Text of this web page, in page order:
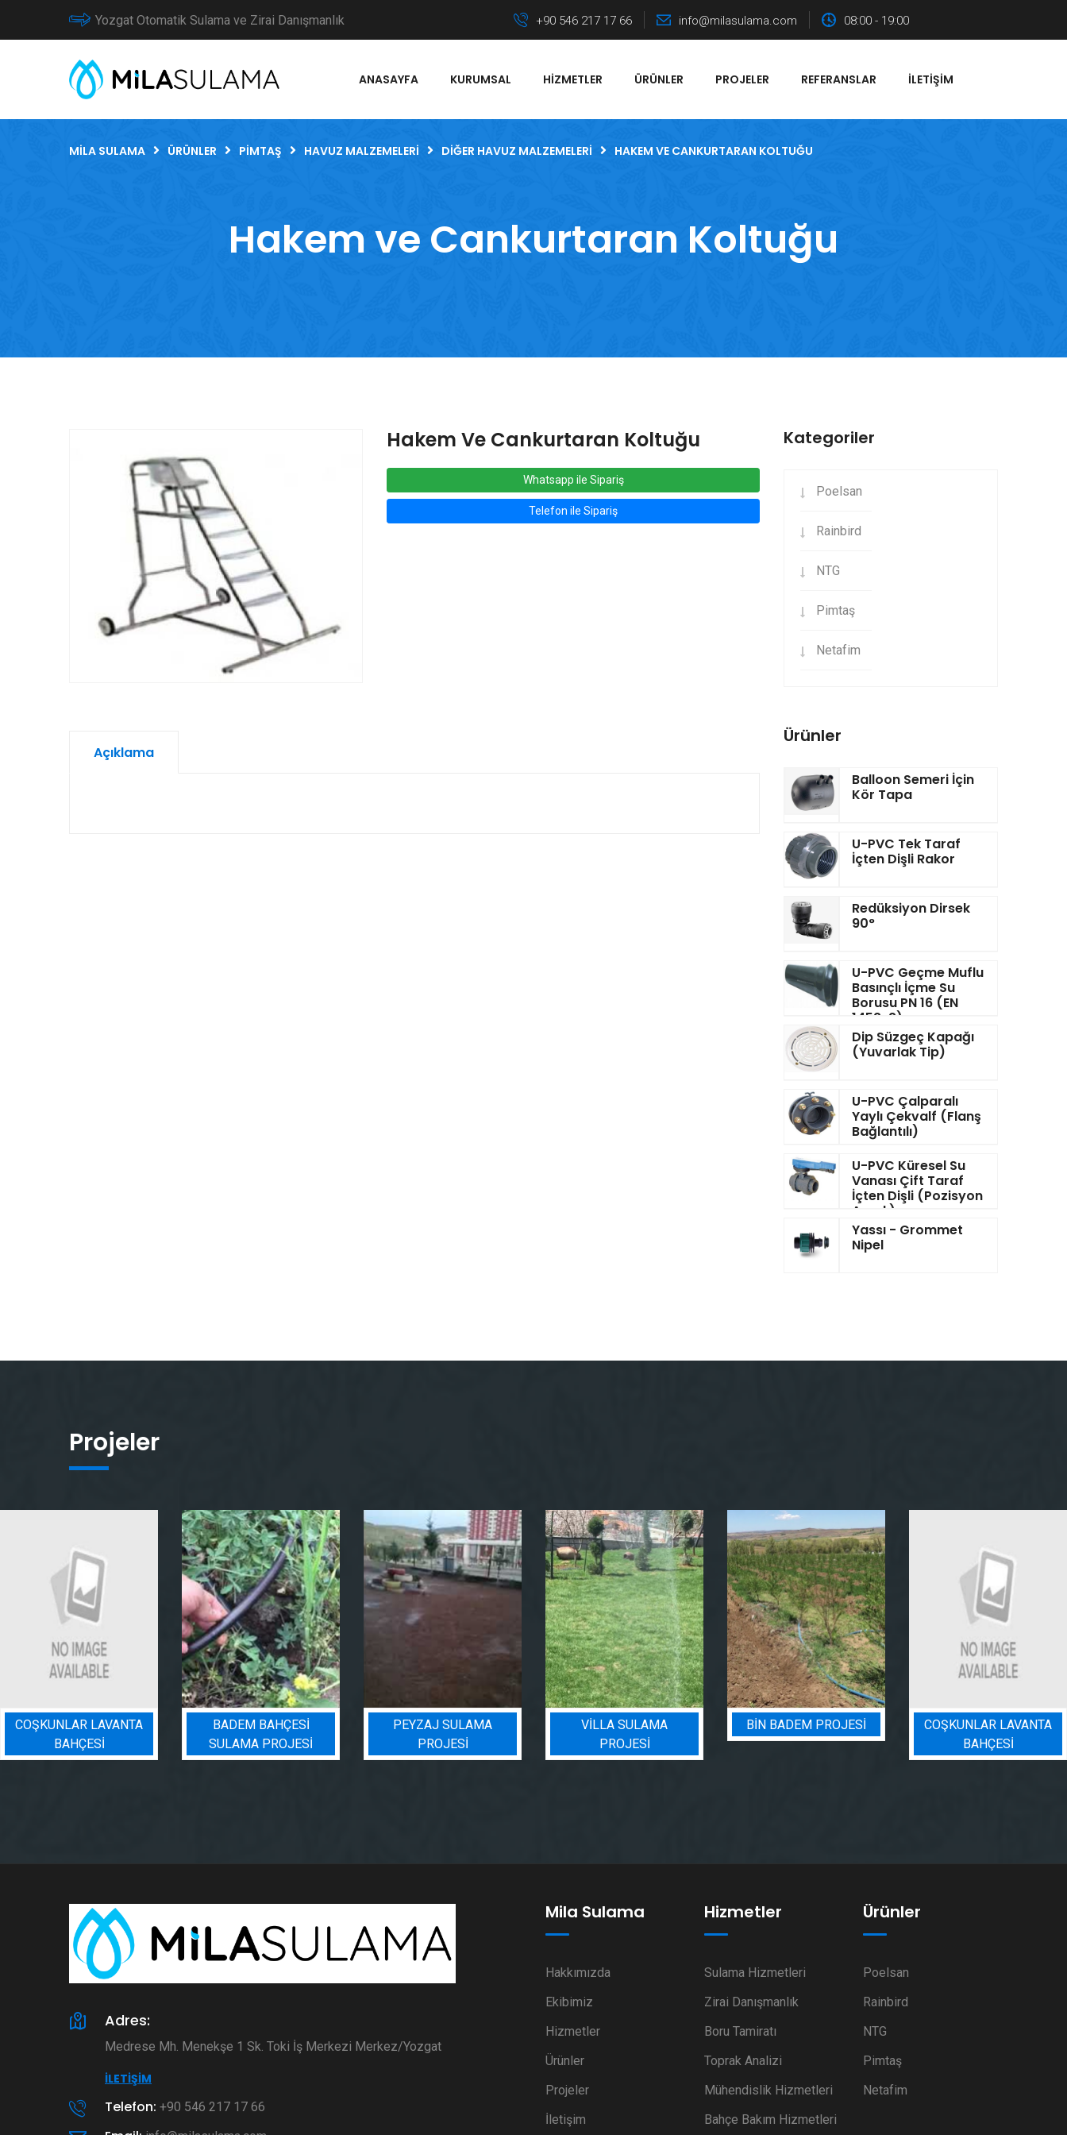
Yozgat Otomatik Sulama ve Zirai Danışmanlık +90 546 217 17 66 info@milasulama.com 08:00 - 19:00
ANASAYFA KURUMSAL HIZMETLER ÜRÜNLER PROJELER REFERANSLAR İLETIŞIM
MILA SULAMA ÜRÜNLER PIMTAŞ HAVUZ MALZEMELERI DIĞER HAVUZ MALZEMELERI HAKEM VE CANKURTARAN KOLTUĞU
Hakem ve Cankurtaran Koltuğu
Hakem Ve Cankurtaran Koltuğu
Whatsapp ile Sipariş
Telefon ile Sipariş
Açıklama
Kategoriler
Poelsan
Rainbird
NTG
Pimtaş
Netafim
Ürünler
Balloon Semeri İçin
Kör Tapa
U-PVC Tek Taraf
İçten Dişli Rakor
Redüksiyon Dirsek
90°
U-PVC Geçme Muflu
Basınçlı İçme Su
Borusu PN 16 (EN
1452-2)
Dip Süzgeç Kapağı
(Yuvarlak Tip)
U-PVC Çalparalı
Yaylı Çekvalf (Flanş
Bağlantılı)
U-PVC Küresel Su
Vanası Çift Taraf
İçten Dişli (Pozisyon
Ayarlı)
Yassı - Grommet
Nipel
Projeler
COŞKUNLAR LAVANTA
BAHÇESİ
BADEM BAHÇESI
SULAMA PROJESI
PEYZAJ SULAMA
PROJESI
VILLA SULAMA
PROJESI
BIN BADEM PROJESI
COŞKUNLAR LAVANTA
BAHÇESİ
Adres:
Medrese Mh. Menekşe 1 Sk. Toki İş Merkezi Merkez/Yozgat
İLETIŞIM
Telefon: +90 546 217 17 66
Mila Sulama
Hakkımızda
Ekibimiz
Hizmetler
Ürünler
Projeler
İletişim
Hizmetler
Sulama Hizmetleri
Zirai Danışmanlık
Boru Tamiratı
Toprak Analizi
Mühendislik Hizmetleri
Bahçe Bakım Hizmetleri
Ürünler
Poelsan
Rainbird
NTG
Pimtaş
Netafim